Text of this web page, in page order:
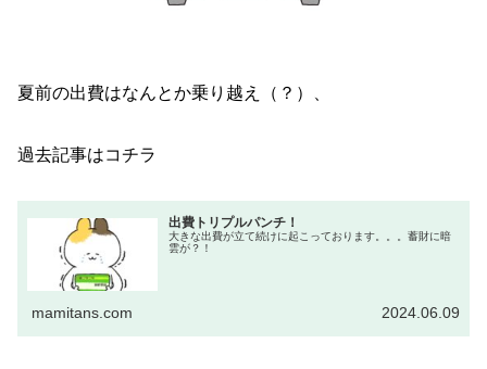
夏前の出費はなんとか乗り越え（？）、
過去記事はコチラ
出費トリプルパンチ！
大きな出費が立て続けに起こっております。。。蓄財に暗
雲が？！
mamitans.com 2024.06.09